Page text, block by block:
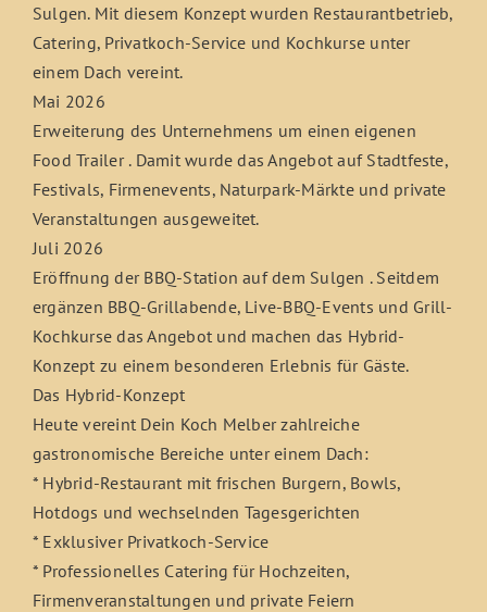
Sulgen. Mit diesem Konzept wurden Restaurantbetrieb,
Catering, Privatkoch-Service und Kochkurse unter
einem Dach vereint.
Mai 2026
Erweiterung des Unternehmens um einen eigenen
Food Trailer . Damit wurde das Angebot auf Stadtfeste,
Festivals, Firmenevents, Naturpark-Märkte und private
Veranstaltungen ausgeweitet.
Juli 2026
Eröffnung der BBQ-Station auf dem Sulgen . Seitdem
ergänzen BBQ-Grillabende, Live-BBQ-Events und Grill-
Kochkurse das Angebot und machen das Hybrid-
Konzept zu einem besonderen Erlebnis für Gäste.
Das Hybrid-Konzept
Heute vereint Dein Koch Melber zahlreiche
gastronomische Bereiche unter einem Dach:
* Hybrid-Restaurant mit frischen Burgern, Bowls,
Hotdogs und wechselnden Tagesgerichten
* Exklusiver Privatkoch-Service
* Professionelles Catering für Hochzeiten,
Firmenveranstaltungen und private Feiern